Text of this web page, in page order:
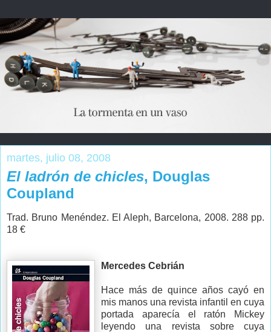
martes, julio 08, 2008
El ladrón de chicles, Douglas
Coupland
Trad. Bruno Menéndez. El Aleph, Barcelona, 2008. 288 pp.
18 €
Mercedes Cebrián
Hace más de quince años cayó en
mis manos una revista infantil en cuya
portada aparecía el ratón Mickey
leyendo una revista sobre cuya